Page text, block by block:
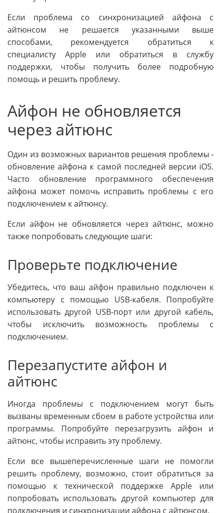
Если проблема со синхронизацией айфона с
айтюнсом не решается указанными выше
способами, рекомендуется обратиться к
специалисту Apple или обратиться в службу
поддержки, чтобы получить более подробную
помощь и решить проблему.
Айфон не обновляется
через айтюнс
Один из возможных вариантов решения проблемы -
обновление айфона к самой последней версии iOS.
Часто обновление программного обеспечения
айфона может помочь исправить проблемы с его
подключением к айтюнсу.
Если айфон не обновляется через айтюнс, можно
также попробовать следующие шаги:
Проверьте подключение
Убедитесь, что ваш айфон правильно подключен к
компьютеру с помощью USB-кабеля. Попробуйте
использовать другой USB-порт или другой кабель,
чтобы исключить возможность проблемы с
подключением.
Перезапустите айфон и
айтюнс
Иногда проблемы с подключением могут быть
вызваны временным сбоем в работе устройства или
программы. Попробуйте перезагрузить айфон и
айтюнс, чтобы исправить эту проблему.
Если все вышеперечисленные шаги не помогли
решить проблему, возможно, стоит обратиться за
помощью к технической поддержке Apple или
попробовать использовать другой компьютер для
подключения и синхронизации айфона с айтюнсом.